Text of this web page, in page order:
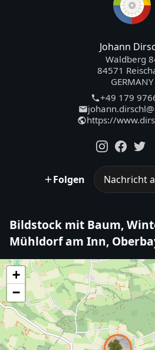
Johann
Waldberg
84571
GERMANY
+49 179
https://
Folgen Nachricht
Bildstock mit Baum,
Mühldorf am Inn,
+
−